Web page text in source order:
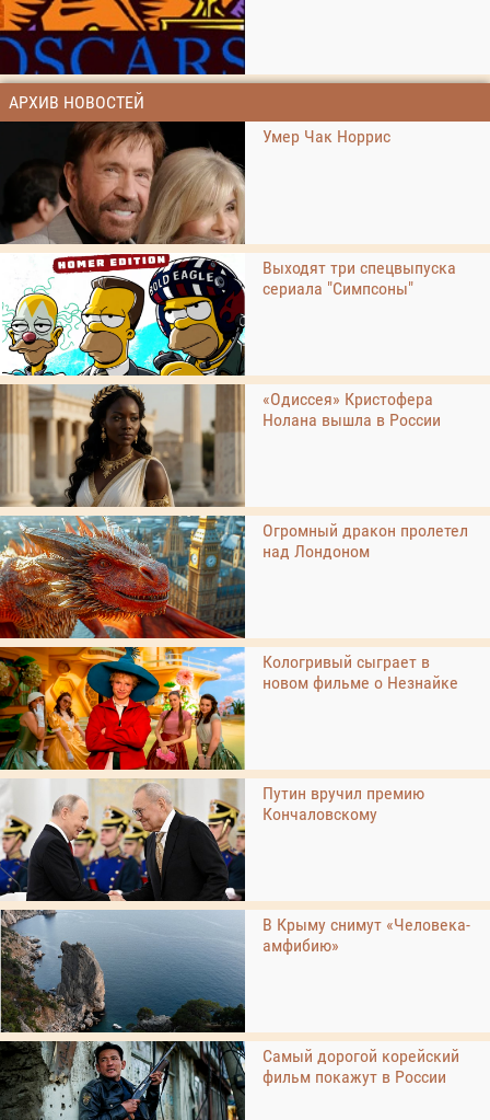
АРХИВ НОВОСТЕЙ
Умер Чак Норрис
Выходят три спецвыпуска
сериала "Симпсоны"
«Одиссея» Кристофера
Нолана вышла в России
Огромный дракон пролетел
над Лондоном
Кологривый сыграет в
новом фильме о Незнайке
Путин вручил премию
Кончаловскому
В Крыму снимут «Человека-
амфибию»
Самый дорогой корейский
фильм покажут в России